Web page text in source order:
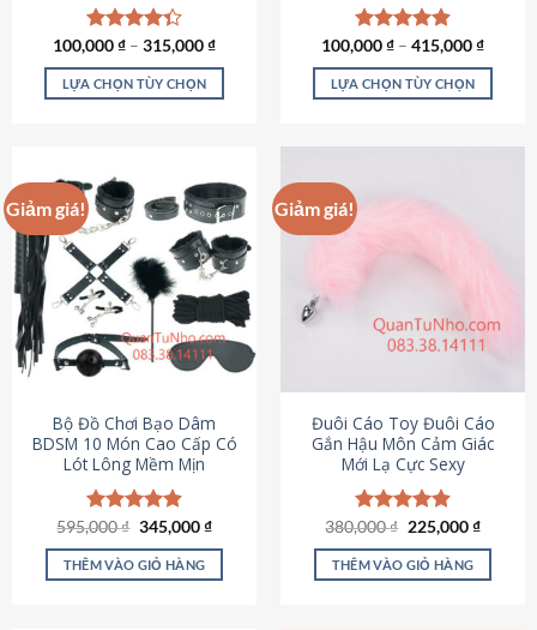
sản
phẩm
Được xếp
hạng4.33
5 sao
100,000₫ – 315,000₫
LỰA CHỌN TÙY CHỌN
có
nhiều
biến
thể.
Các
tùy
chọn
có
chọn
trên
trang
sản
phẩm
Được xếp
hạng4.94
5 sao
100,000₫ – 415,000₫
LỰA CHỌN TÙY CHỌN
biến
thể.
chọn
chọn
trên
trang
sản
phẩm
Giảm giá!
Bộ Đồ Chơi Bạo Dâm
BDSM 10 Món Cao Cấp Có
Lót Lông Mềm Mịn
Được xếp
hạng4.88
5 sao
595,000₫ Giá
là:
595,000 ₫.
345,000₫Giá
tại
THÊM VÀO GIỎ HÀNG
Giảm giá!
Đuôi Cáo Toy Đuôi Cáo
Gắn Hậu Môn Cảm Giác
Mới Lạ Cực Sexy
Được xếp
hạng4.88
5 sao
380,000₫ Giá
là:
380,000 ₫.
225,000₫Giá
tại
THÊM VÀO GIỎ HÀNG